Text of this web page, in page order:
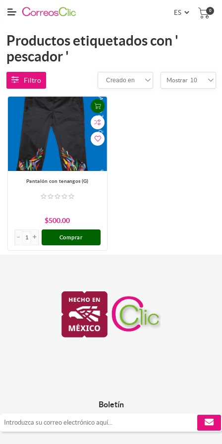
0
Productos etiquetados con '
pescador '
Filtro Creado en Mostrar 10
Pantalón con tenangos (G)
$500.00
Comprar
Boletín